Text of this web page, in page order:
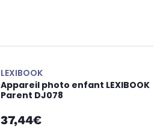
LEXIBOOK
Appareil photo enfant LEXIBOOK
Parent DJ078
37,44€